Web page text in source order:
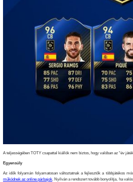
A teljességében TOTY csapattal kiállók nem biztos, hogy valóban az “év
Egyensúly
Az idők folyamán folyamatosan változtatnak a fejlesztők a többjátékos
működnek az online párbajok . Nyilván a rendszert tovább bonyolítja, ha